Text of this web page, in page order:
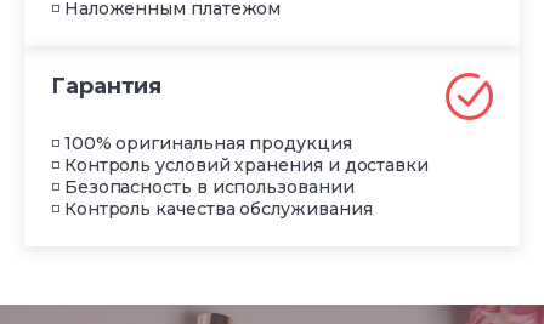
◽ Наложенным платежом
Гарантия
◽ 100% оригинальная продукция
◽ Контроль условий хранения и доставки
◽ Безопасность в использовании
◽ Контроль качества обслуживания